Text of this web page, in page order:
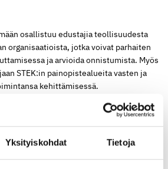
Yksityiskohdat Tietoja
osallistuu edustajia teollisuudesta
organisaatioista, jotka voivat parhaiten
ja arvioida onnistumista. Myös
STEK:in painopistealueita vasten ja
kehittämisessä.
tunnistaa varhain
Timo Kekkonenpitää yhteistyötä LUT-